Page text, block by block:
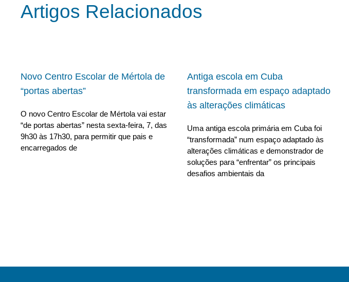
Artigos Relacionados
Novo Centro Escolar de Mértola de
“portas abertas”
O novo Centro Escolar de Mértola vai estar
“de portas abertas” nesta sexta-feira, 7, das
9h30 às 17h30, para permitir que pais e
encarregados de
Antiga escola em Cuba
transformada em espaço adaptado
às alterações climáticas
Uma antiga escola primária em Cuba foi
“transformada” num espaço adaptado às
alterações climáticas e demonstrador de
soluções para “enfrentar” os principais
desafios ambientais da